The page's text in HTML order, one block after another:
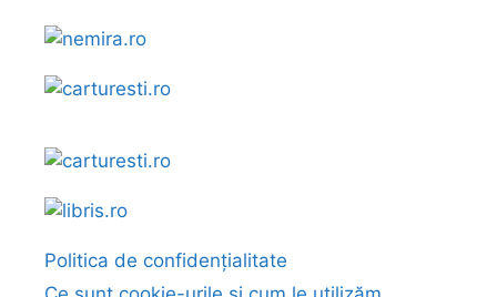
Politica de confidențialitate